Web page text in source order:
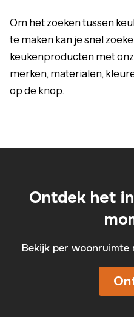
Om het zoeken tussen
te maken kan je snel
keukenproducten met
merken, materialen,
op de knop.
Ontdek het
Bekijk per woonruimte